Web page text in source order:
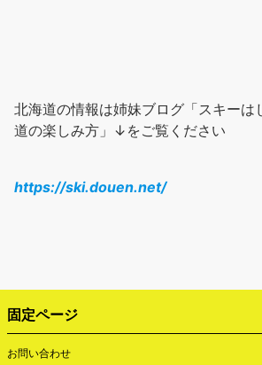
北海道の情報は姉妹ブログ「スキー
道の楽しみ方」↓をご覧ください
https://ski.douen.net/
固定ページ
お問い合わせ